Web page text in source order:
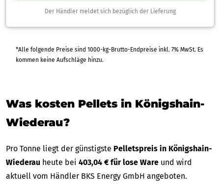
Der Händler meldet sich bezüglich der Lieferung
*Alle folgende Preise sind 1000-kg-Brutto-Endpreise inkl. 7% MwSt. Es
kommen keine Aufschläge hinzu.
Was kosten Pellets in Königshain-
Wiederau?
Pro Tonne liegt der günstigste Pelletspreis in Königshain-
Wiederau heute bei 403,04 € für lose Ware und wird
aktuell vom Händler BKS Energy GmbH angeboten.